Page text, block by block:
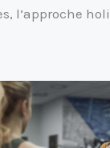
l’approche